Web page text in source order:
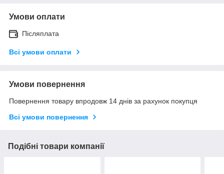
Умови оплати
Післяплата
Всі умови оплати
Умови повернення
Повернення товару впродовж 14 днів за рахунок покупця
Всі умови повернення
Подібні товари компанії